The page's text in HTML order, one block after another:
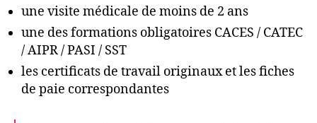
une visite médicale de moins de 2 ans
une des formations obligatoires CACES / CATEC
/ AIPR / PASI / SST
les certificats de travail originaux et les fiches
de paie correspondantes